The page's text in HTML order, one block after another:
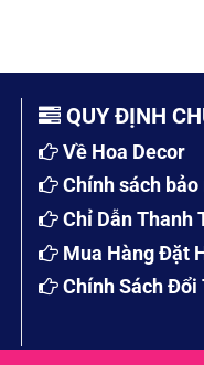
QUY ĐỊNH
Về Hoa Decor
Chính sách bảo
Chỉ Dẫn Thanh
Mua Hàng Đặt
Chính Sách Đổi